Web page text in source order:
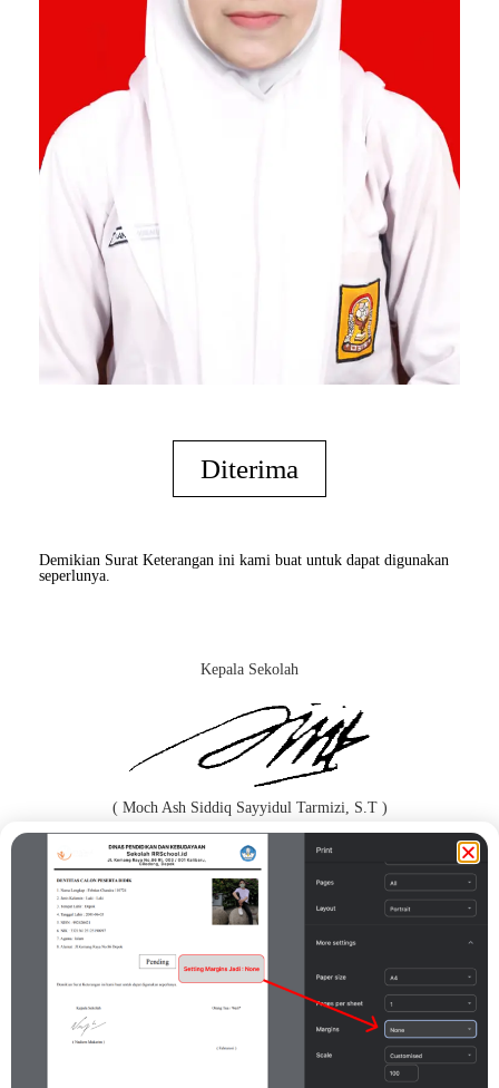
Diterima
Demikian Surat Keterangan ini kami buat untuk dapat digunakan
seperlunya.
Kepala Sekolah
( Moch Ash Siddiq Sayyidul Tarmizi, S.T )
Orang Tua / Wali*
( Supriyantoro )
Print